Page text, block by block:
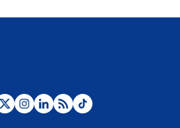
Desde dermatitis hasta infecciones: